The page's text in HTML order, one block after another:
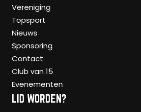
Vereniging
Topsport
Nieuws
Sponsoring
Contact
Club van 15
Evenementen
LID WORDEN?